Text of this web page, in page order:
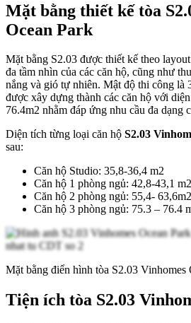
Mặt bằng thiết kế tòa
Ocean Park
Mặt bằng S2.03 được thiết kế theo
đa tầm nhìn của các căn hộ, cũng như
nắng và gió tự nhiên. Mật độ thi công là
được xây dựng thành các căn hộ với
76.4m2 nhằm đáp ứng nhu cầu đa dạng
Diện tích từng loại căn hộ S2.03
sau:
Căn hộ Studio: 35,8-36,4 m2
Căn hộ 1 phòng ngủ: 42,8-43,1 m2
Căn hộ 2 phòng ngủ: 55,4- 63,6m2
Căn hộ 3 phòng ngủ: 75.3 – 76.4
Mặt bằng điển hình tòa S2.03 Vinhomes
Tiện ích tòa S2.03